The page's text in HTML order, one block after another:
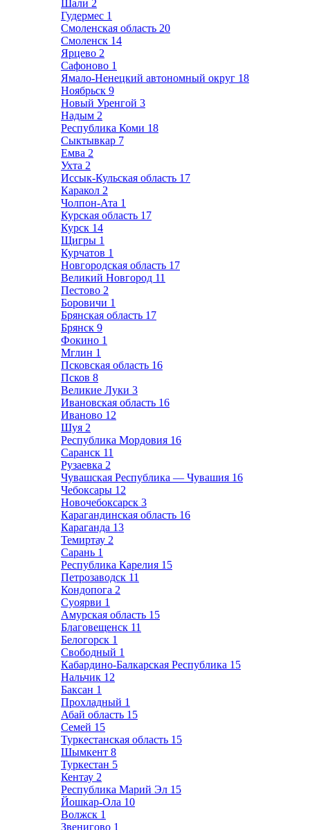
Шали 2
Гудермес 1
Смоленская область 20
Смоленск 14
Ярцево 2
Сафоново 1
Ямало-Ненецкий автономный округ 18
Ноябрьск 9
Новый Уренгой 3
Надым 2
Республика Коми 18
Сыктывкар 7
Емва 2
Ухта 2
Иссык-Кульская область 17
Каракол 2
Чолпон-Ата 1
Курская область 17
Курск 14
Щигры 1
Курчатов 1
Новгородская область 17
Великий Новгород 11
Пестово 2
Боровичи 1
Брянская область 17
Брянск 9
Фокино 1
Мглин 1
Псковская область 16
Псков 8
Великие Луки 3
Ивановская область 16
Иваново 12
Шуя 2
Республика Мордовия 16
Саранск 11
Рузаевка 2
Чувашская Республика — Чувашия 16
Чебоксары 12
Новочебоксарск 3
Карагандинская область 16
Караганда 13
Темиртау 2
Сарань 1
Республика Карелия 15
Петрозаводск 11
Кондопога 2
Суоярви 1
Амурская область 15
Благовещенск 11
Белогорск 1
Свободный 1
Кабардино-Балкарская Республика 15
Нальчик 12
Баксан 1
Прохладный 1
Абай область 15
Семей 15
Туркестанская область 15
Шымкент 8
Туркестан 5
Кентау 2
Республика Марий Эл 15
Йошкар-Ола 10
Волжск 1
Звенигово 1